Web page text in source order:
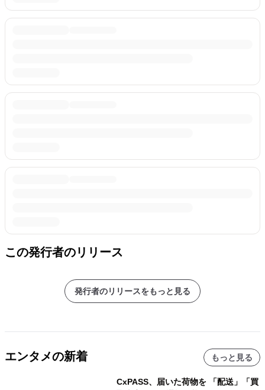
この発行者のリリース
発行者のリリースをもっと見る
エンタメの新着 もっと見る
CxPASS、届いた荷物を 「配送」「買